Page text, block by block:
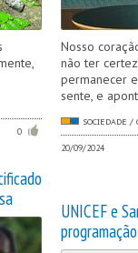
0
Nosso
não ter
permanecer
sente, e
SOCIEDADE /
20/09/2024
UNICEF e